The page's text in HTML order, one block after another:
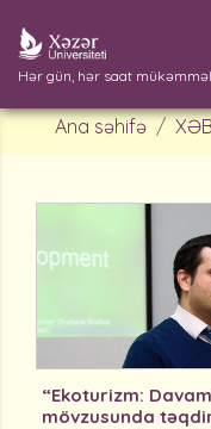
Hər gün, hər saat
Ana səhifə
“Ekoturizm:
mövzusunda